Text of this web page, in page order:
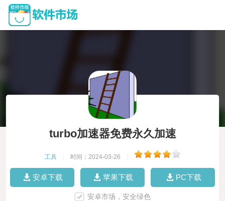
turbo加速器免费永久加速
工具 时间：2024-03-26
安卓下载 苹果下载 PC下载
安卓市场，安全绿色